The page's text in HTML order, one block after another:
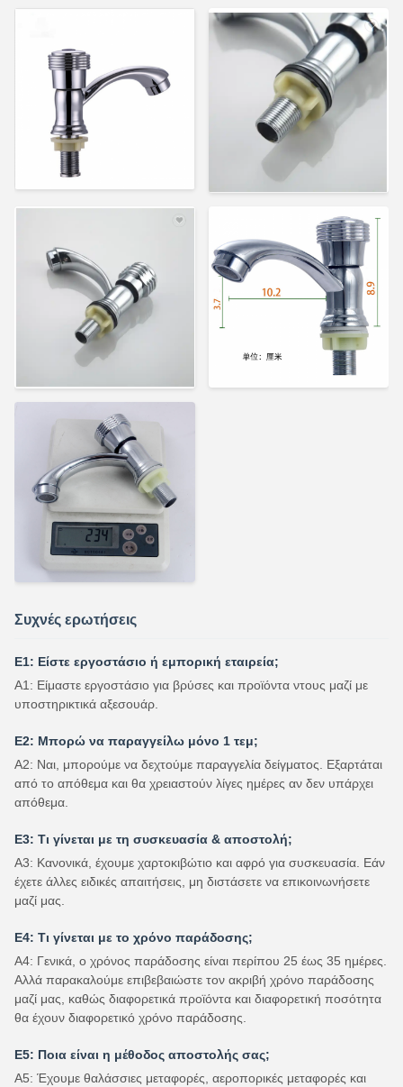
Συχνές ερωτήσεις
Ε1: Είστε εργοστάσιο ή εμπορική εταιρεία;
Α1: Είμαστε εργοστάσιο για βρύσες και προϊόντα ντους μαζί με
υποστηρικτικά αξεσουάρ.
Ε2: Μπορώ να παραγγείλω μόνο 1 τεμ;
Α2: Ναι, μπορούμε να δεχτούμε παραγγελία δείγματος. Εξαρτάται
από το απόθεμα και θα χρειαστούν λίγες ημέρες αν δεν υπάρχει
απόθεμα.
Ε3: Τι γίνεται με τη συσκευασία & αποστολή;
Α3: Κανονικά, έχουμε χαρτοκιβώτιο και αφρό για συσκευασία. Εάν
έχετε άλλες ειδικές απαιτήσεις, μη διστάσετε να επικοινωνήσετε
μαζί μας.
Ε4: Τι γίνεται με το χρόνο παράδοσης;
Α4: Γενικά, ο χρόνος παράδοσης είναι περίπου 25 έως 35 ημέρες.
Αλλά παρακαλούμε επιβεβαιώστε τον ακριβή χρόνο παράδοσης
μαζί μας, καθώς διαφορετικά προϊόντα και διαφορετική ποσότητα
θα έχουν διαφορετικό χρόνο παράδοσης.
Ε5: Ποια είναι η μέθοδος αποστολής σας;
Α5: Έχουμε θαλάσσιες μεταφορές, αεροπορικές μεταφορές και